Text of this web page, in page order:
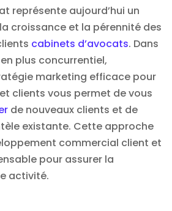
représente aujourd’hui un
croissance et la pérennité des
cabinets d’avocats. Dans
plus concurrentiel,
marketing efficace pour
clients vous permet de vous
de nouveaux clients et de
existante. Cette approche
commercial client et
pour assurer la
activité.